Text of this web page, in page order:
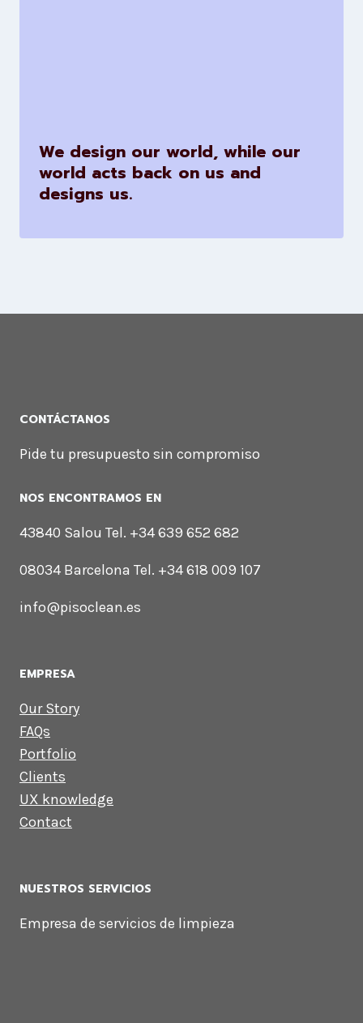
We design our world, while our
world acts back on us and
designs us.
CONTÁCTANOS
Pide tu presupuesto sin compromiso
NOS ENCONTRAMOS EN
43840 Salou Tel. +34 639 652 682
08034 Barcelona Tel. +34 618 009 107
info@pisoclean.es
EMPRESA
Our Story
FAQs
Portfolio
Clients
UX knowledge
Contact
NUESTROS SERVICIOS
Empresa de servicios de limpieza